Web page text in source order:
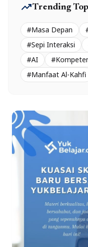
trending_upTrending
#Masa Depan
#Sepi Interaksi
#AI
#Manfaat Al-Kahfi